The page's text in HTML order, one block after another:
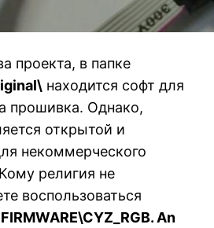
проекта, в папке
находится софт для
прошивка. Однако,
открытой и
некоммерческого
религия не
воспользоваться
FIRMWARE\CYZ_RGB. An